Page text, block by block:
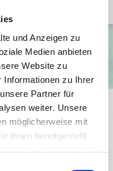
und Anzeigen zu
Medien anbieten
Website zu
Informationen zu Ihrer
Partner für
weiter. Unsere
möglicherweise mit
ihnen bereitgestellt
Nutzung der Dienste
Karten von Google
gelten die
von Google
privacy).